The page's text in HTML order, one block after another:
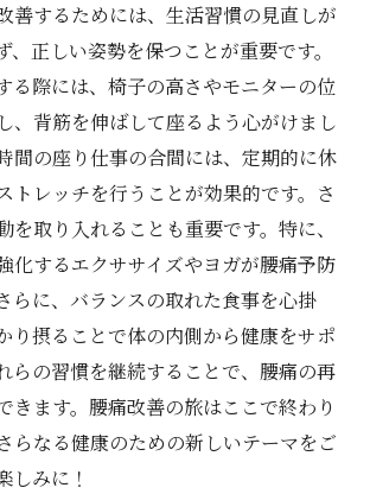
善するためには、生活習慣の見直しが
、正しい姿勢を保つことが重要です。
る際には、椅子の高さやモニターの位
、背筋を伸ばして座るよう心がけまし
間の座り仕事の合間には、定期的に休
トレッチを行うことが効果的です。さ
を取り入れることも重要です。特に、
化するエクササイズやヨガが腰痛予防
らに、バランスの取れた食事を心掛
り摂ることで体の内側から健康をサポ
らの習慣を継続することで、腰痛の再
きます。腰痛改善の旅はここで終わり
らなる健康のための新しいテーマをご
しみに！